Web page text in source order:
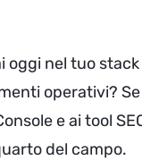
oggi nel tuo
operativi? Se
e ai tool
del campo.